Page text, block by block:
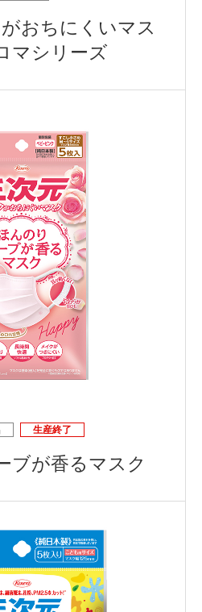
おちにくいマス
シリーズ
生産終了
ブが香るマスク